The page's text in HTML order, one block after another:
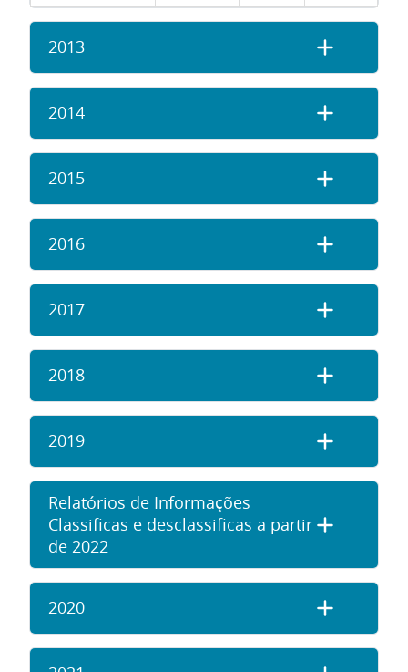
2013
2014
2015
2016
2017
2018
2019
Relatórios de Informações
Classificas e desclassificas a partir
de 2022
2020